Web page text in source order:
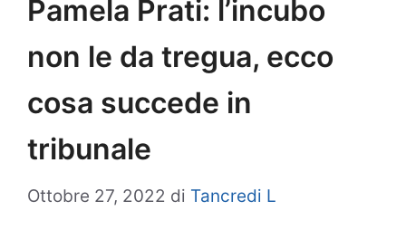
Pamela Prati: l’incubo
non le da tregua, ecco
cosa succede in
tribunale
Ottobre 27, 2022 di Tancredi L